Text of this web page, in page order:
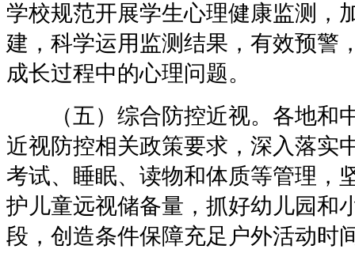
学校规范开展学生心理健康监测，
建，科学运用监测结果，有效预警
成长过程中的心理问题。
（五）综合防控近视。各地和
近视防控相关政策要求，深入落实
考试、睡眠、读物和体质等管理，
护儿童远视储备量，抓好幼儿园和
段，创造条件保障充足户外活动时